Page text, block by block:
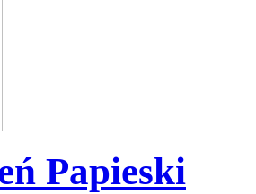
Papieski